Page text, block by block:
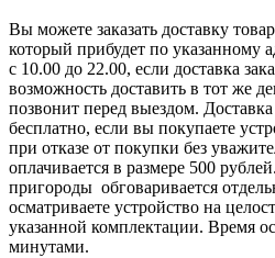
Вы можете заказать доставку
который прибудет по указанному
с 10.00 до 22.00, если доставка
возможность доставить в тот же
позвонит перед выездом.
бесплатно, если вы покупаете
при отказе от покупки без
оплачивается в размере 500
пригороды обговаривается
осматриваете устройство на
указанной комплектации. Время
минутами.